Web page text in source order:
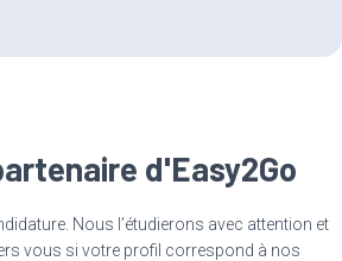
d'Easy2Go
Nous l’étudierons avec attention et
vous si votre profil correspond à nos